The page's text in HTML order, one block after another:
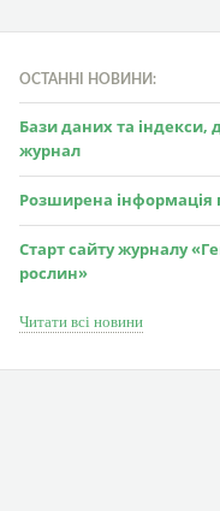
ОСТАННІ НОВИНИ:
Бази даних та індекси,
журнал
Розширена інформація
Старт сайту журналу
рослин»
Читати всі новини